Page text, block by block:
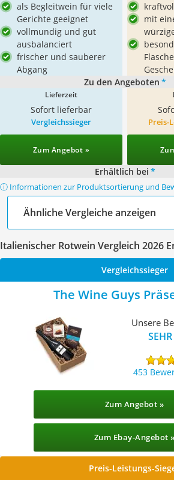
als Begleitwein für viele
Gerichte geeignet
vollmundig und gut
ausbalanciert
frischer und sauberer
Abgang
mit
Zu den Angeboten *
Lieferzeit
Sofort lieferbar
Vergleichssieger
Zum Angebot »
Preis-
Erhältlich bei *
ⓘ Informationen zur Produktsortierung und
Ähnliche Vergleiche anzeigen
Italienischer Rotwein Vergleich 2026
Vergleichssieger
The Wine Guys
Unsere
453
Zum Angebot »
Zum Ebay-Angebot »
Preis-Leistungs-